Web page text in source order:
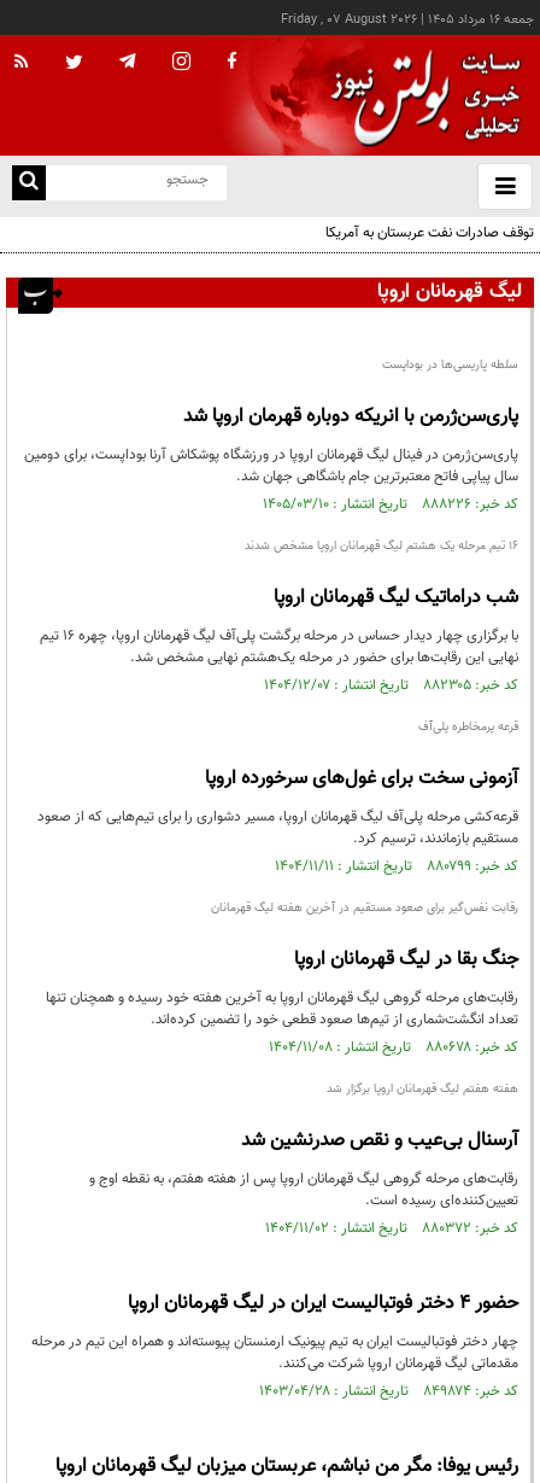
جمعه ۱۶ مرداد ۱۴۰۵ |
Friday , 07 August 2026
باز
و
توقف صادرات نفت عربستان به آمریکا
لیگ قهرمانان اروپا
سلطه پاریسی‌ها در بوداپست
پاری‌سن‌ژرمن با انریکه دوباره قهرمان اروپا شد
پاری‌سن‌ژرمن در فینال لیگ قهرمانان اروپا در ورزشگاه پوشکاش آرنا بوداپست، برای دومین
سال پیاپی فاتح معتبرترین جام باشگاهی جهان شد.
کد خبر: ۸۸۸۲۲۶ تاریخ انتشار : ۱۴۰۵/۰۳/۱۰
۱۶ تیم مرحله یک هشتم لیگ قهرمانان اروپا مشخص شدند
شب دراماتیک لیگ قهرمانان اروپا
با برگزاری چهار دیدار حساس در مرحله برگشت پلی‌آف لیگ قهرمانان اروپا، چهره ۱۶ تیم
نهایی این رقابت‌ها برای حضور در مرحله یک‌هشتم نهایی مشخص شد.
کد خبر: ۸۸۲۳۰۵ تاریخ انتشار : ۱۴۰۴/۱۲/۰۷
قرعه پرمخاطره پلی‌آف
آزمونی سخت برای غول‌های سرخورده اروپا
قرعه‌کشی مرحله پلی‌آف لیگ قهرمانان اروپا، مسیر دشواری را برای تیم‌هایی که از صعود
مستقیم بازماندند، ترسیم کرد.
کد خبر: ۸۸۰۷۹۹ تاریخ انتشار : ۱۴۰۴/۱۱/۱۱
رقابت نفس‌گیر برای صعود مستقیم در آخرین هفته لیگ قهرمانان
جنگ بقا در لیگ قهرمانان اروپا
رقابت‌های مرحله گروهی لیگ قهرمانان اروپا به آخرین هفته خود رسیده و همچنان تنها
تعداد انگشت‌شماری از تیم‌ها صعود قطعی خود را تضمین کرده‌اند.
کد خبر: ۸۸۰۶۷۸ تاریخ انتشار : ۱۴۰۴/۱۱/۰۸
هفته هفتم لیگ قهرمانان اروپا برگزار شد
آرسنال بی‌عیب و نقص صدرنشین شد
رقابت‌های مرحله گروهی لیگ قهرمانان اروپا پس از هفته هفتم، به نقطه اوج و
تعیین‌کننده‌ای رسیده است.
کد خبر: ۸۸۰۳۷۲ تاریخ انتشار : ۱۴۰۴/۱۱/۰۲
حضور ۴ دختر فوتبالیست ایران در لیگ قهرمانان اروپا
چهار دختر فوتبالیست ایران به تیم پیونیک ارمنستان پیوسته‌اند و همراه این تیم در مرحله
مقدماتی لیگ قهرمانان اروپا شرکت می‌کنند.
کد خبر: ۸۴۹۸۷۴ تاریخ انتشار : ۱۴۰۳/۰۴/۲۸
رئیس یوفا: مگر من نباشم، عربستان میزبان لیگ قهرمانان اروپا